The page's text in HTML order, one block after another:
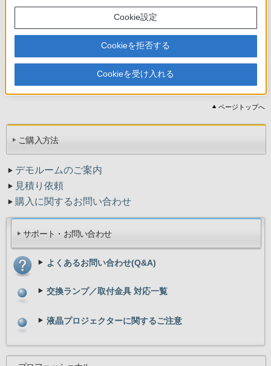
●VPL-FX500L用
●エアーフィルターカートリッジ（4個）付属
ページトップへ
ご購入方法
デモルームのご案内
見積り依頼
購入に関するお問い合わせ
サポート・お問い合わせ
よくあるお問い合わせ(Q&A)
交換ランプ／取付金具 対応一覧
液晶プロジェクターに関するご注意
Cookie設定
Cookieを拒否する
Cookieを受け入れる